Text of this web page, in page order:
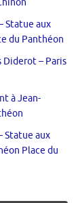
Statue aux
du Panthéon
– Paris
à Jean-
Statue aux
Place du